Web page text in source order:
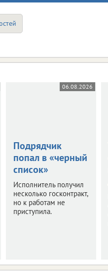
06.08.2026
Подрядчик
попал в «черный
список»
Исполнитель получил
несколько госконтракт,
но к работам не
приступила.